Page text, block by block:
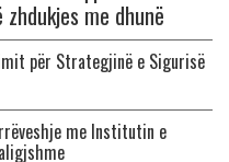
me dhunë
për Strategjinë e Sigurisë
me Institutin e